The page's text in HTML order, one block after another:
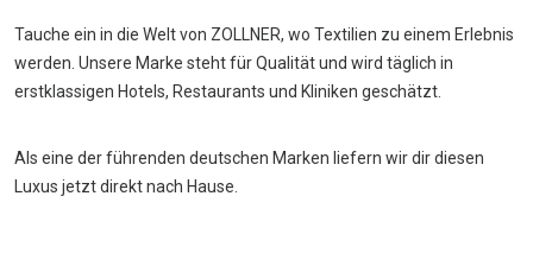
Tauche ein in die Welt von ZOLLNER, wo Textilien zu einem Erlebnis
werden. Unsere Marke steht für Qualität und wird täglich in
erstklassigen Hotels, Restaurants und Kliniken geschätzt.
Als eine der führenden deutschen Marken liefern wir dir diesen
Luxus jetzt direkt nach Hause.